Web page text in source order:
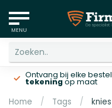
MENU
Ontvang bij elke
tekeningop maat
Home / Tags /